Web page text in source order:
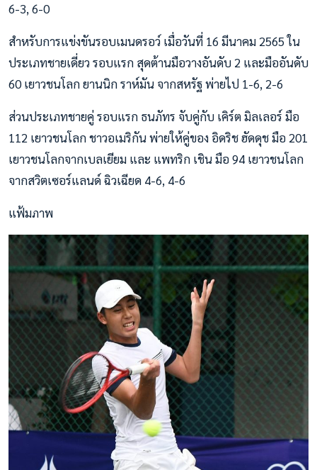
6-3, 6-0
สำหรับการแข่งขันรอบเมนดรอว์ เมื่อวันที่ 16 มีนาคม 2565 ใน
ประเภทชายเดี่ยว รอบแรก สุดต้านมือวางอันดับ 2 และมืออันดับ
60 เยาวชนโลก ยานนิก ราห์มัน จากสหรัฐ พ่ายไป 1-6, 2-6
ส่วนประเภทชายคู่ รอบแรก ธนภัทร จับคู่กับ เคิร์ต มิลเลอร์ มือ
112 เยาวชนโลก ชาวอเมริกัน พ่ายให้คู่ของ อิดริช ฮัดดุช มือ 201
เยาวชนโลกจากเบลเยียม และ แพทริก เชิน มือ 94 เยาวชนโลก
จากสวิตเซอร์แลนด์ ฉิวเฉียด 4-6, 4-6
แฟ้มภาพ